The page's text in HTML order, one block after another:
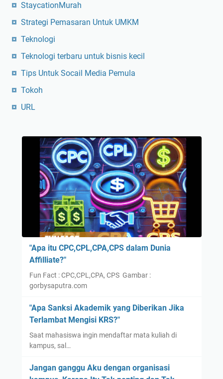
StaycationMurah
Strategi Pemasaran Untuk UMKM
Teknologi
Teknologi terbaru untuk bisnis kecil
Tips Untuk Socail Media Pemula
Tokoh
URL
"Apa itu CPC,CPL,CPA,CPS dalam Dunia
Affilliate?"
Fun Fact : CPC,CPL,CPA, CPS Gambar :
gorbysaputra.com
"Apa Sanksi Akademik yang Diberikan Jika
Terlambat Mengisi KRS?"
Saat mahasiswa ingin mendaftar mata kuliah di
kampus, sal…
Jangan ganggu Aku dengan organisasi